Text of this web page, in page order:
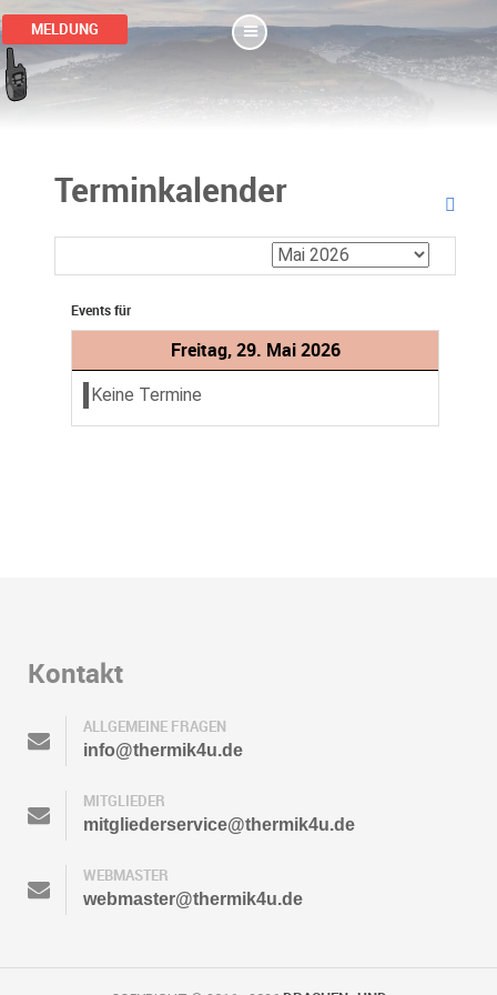
MELDUNG
Terminkalender
Events für
Freitag, 29. Mai 2026
Keine Termine
Kontakt
ALLGEMEINE FRAGEN
info@thermik4u.de
MITGLIEDER
mitgliederservice@thermik4u.de
WEBMASTER
webmaster@thermik4u.de